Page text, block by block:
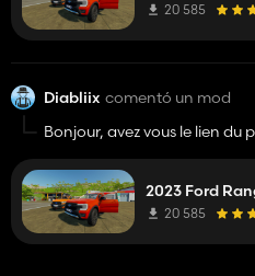
20 585
Diabliix comentó un mod
Bonjour, avez vous le lien du
2023 Ford
20 585